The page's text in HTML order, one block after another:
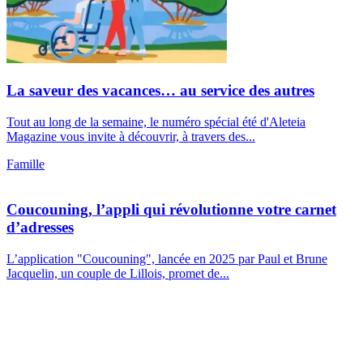
La saveur des vacances… au service des autres
Tout au long de la semaine, le numéro spécial été d'Aleteia
Magazine vous invite à découvrir, à travers des...
Famille
Coucouning, l’appli qui révolutionne votre carnet
d’adresses
L’application "Coucouning", lancée en 2025 par Paul et Brune
Jacquelin, un couple de Lillois, promet de...